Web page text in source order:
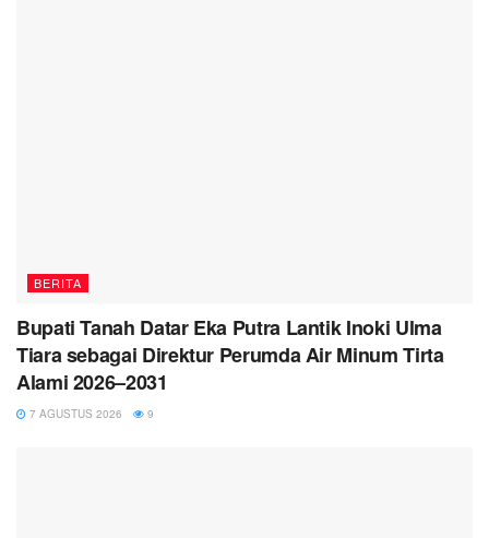
BERITA
Bupati Tanah Datar Eka Putra Lantik Inoki Ulma
Tiara sebagai Direktur Perumda Air Minum Tirta
Alami 2026–2031
7 AGUSTUS 2026 9